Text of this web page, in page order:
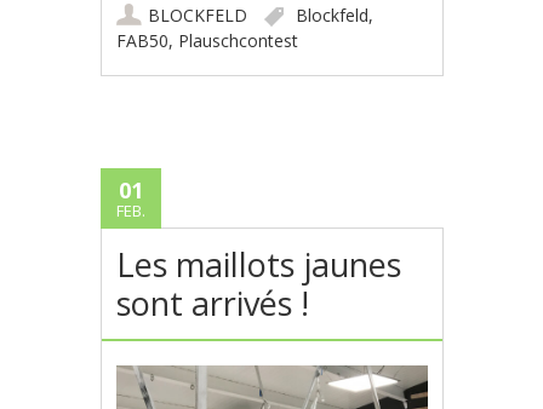
BLOCKFELD Blockfeld,
FAB50, Plauschcontest
01
FEB.
Les maillots jaunes
sont arrivés !